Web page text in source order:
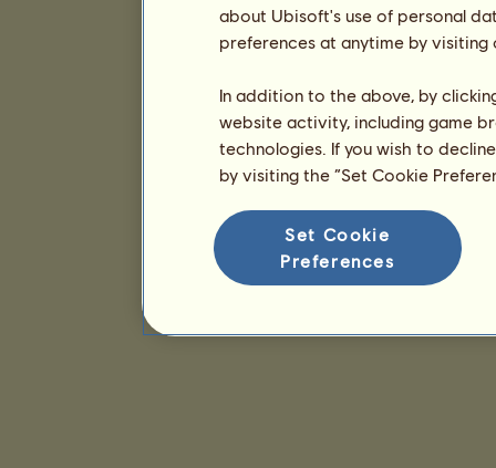
about Ubisoft's use of personal
preferences at anytime by
In addition to the above, by
website activity, including game
technologies. If you wish to
by visiting the “Set Cookie
Set Cookie
Preferences